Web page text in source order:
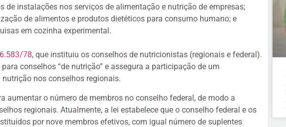
de instalações nos serviços de alimentação e nutrição de empresas;
de alimentos e produtos dietéticos para consumo humano; e
em cozinha experimental.
78, que instituiu os conselhos de nutricionistas (regionais e federal).
conselhos “de nutrição” e assegura a participação de um
nos conselhos regionais.
aumentar o número de membros no conselho federal, de modo a
regionais. Atualmente, a lei estabelece que o conselho federal e os
por nove membros efetivos, com igual número de suplentes